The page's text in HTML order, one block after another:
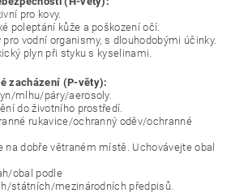
pro kovy.
poleptání kůže a poškození očí.
vodní organismy, s dlouhodobými účinky.
plyn při styku s kyselinami.
zacházení (P-věty):
mlhu/páry/aerosoly.
do životního prostředí.
rukavice/ochranný oděv/ochranné
na dobře větraném místě. Uchovávejte obal
obal podle
státních/mezinárodních předpisů.